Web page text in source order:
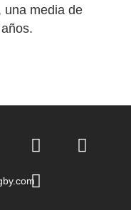
una media de